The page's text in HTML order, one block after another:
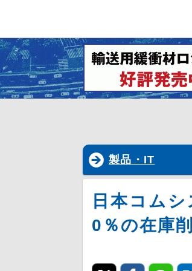
製品・IT
日本コム
0％の在庫